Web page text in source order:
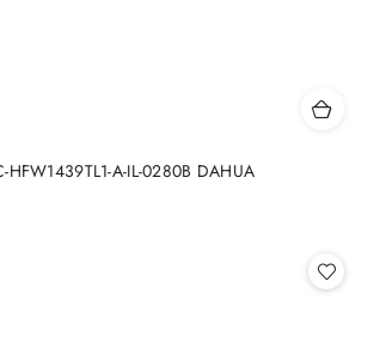
HFW1439TL1-A-IL-0280B DAHUA